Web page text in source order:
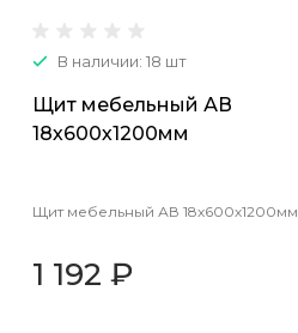
В наличии: 18 шт
Щит мебельный АВ
18х600х1200мм
Щит мебельный АВ 18х600х1200мм
1 192 ₽